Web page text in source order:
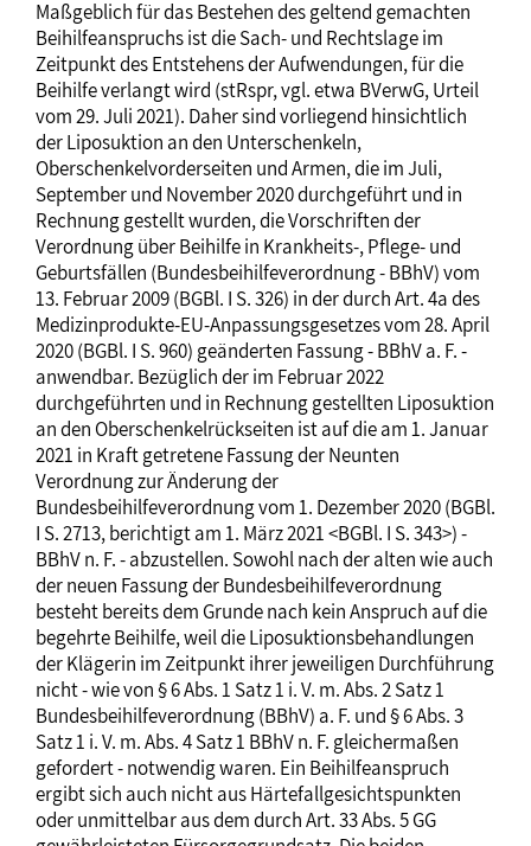
Maßgeblich für das Bestehen des geltend gemachten
Beihilfeanspruchs ist die Sach- und Rechtslage im
Zeitpunkt des Entstehens der Aufwendungen, für die
Beihilfe verlangt wird (stRspr, vgl. etwa BVerwG, Urteil
vom 29. Juli 2021). Daher sind vorliegend hinsichtlich
der Liposuktion an den Unterschenkeln,
Oberschenkelvorderseiten und Armen, die im Juli,
September und November 2020 durchgeführt und in
Rechnung gestellt wurden, die Vorschriften der
Verordnung über Beihilfe in Krankheits-, Pflege- und
Geburtsfällen (Bundesbeihilfeverordnung - BBhV) vom
13. Februar 2009 (BGBl. I S. 326) in der durch Art. 4a des
Medizinprodukte-EU-Anpassungsgesetzes vom 28. April
2020 (BGBl. I S. 960) geänderten Fassung - BBhV a. F. -
anwendbar. Bezüglich der im Februar 2022
durchgeführten und in Rechnung gestellten Liposuktion
an den Oberschenkelrückseiten ist auf die am 1. Januar
2021 in Kraft getretene Fassung der Neunten
Verordnung zur Änderung der
Bundesbeihilfeverordnung vom 1. Dezember 2020 (BGBl.
I S. 2713, berichtigt am 1. März 2021 <BGBl. I S. 343>) -
BBhV n. F. - abzustellen. Sowohl nach der alten wie auch
der neuen Fassung der Bundesbeihilfeverordnung
besteht bereits dem Grunde nach kein Anspruch auf die
begehrte Beihilfe, weil die Liposuktionsbehandlungen
der Klägerin im Zeitpunkt ihrer jeweiligen Durchführung
nicht - wie von § 6 Abs. 1 Satz 1 i. V. m. Abs. 2 Satz 1
Bundesbeihilfeverordnung (BBhV) a. F. und § 6 Abs. 3
Satz 1 i. V. m. Abs. 4 Satz 1 BBhV n. F. gleichermaßen
gefordert - notwendig waren. Ein Beihilfeanspruch
ergibt sich auch nicht aus Härtefallgesichtspunkten
oder unmittelbar aus dem durch Art. 33 Abs. 5 GG